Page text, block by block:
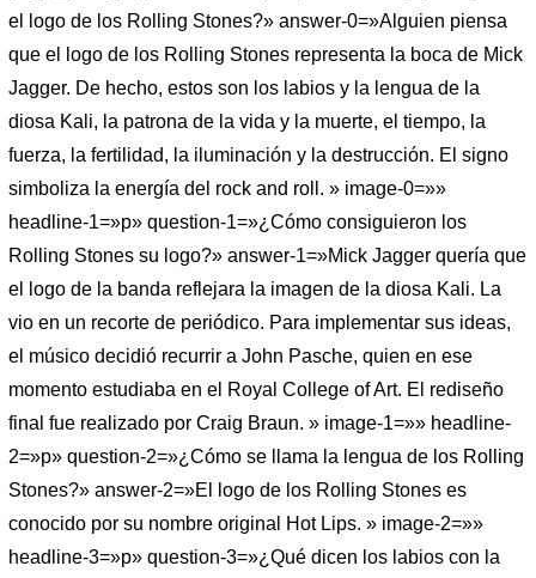
el logo de los Rolling Stones?» answer-0=»Alguien piensa
que el logo de los Rolling Stones representa la boca de Mick
Jagger. De hecho, estos son los labios y la lengua de la
diosa Kali, la patrona de la vida y la muerte, el tiempo, la
fuerza, la fertilidad, la iluminación y la destrucción. El signo
simboliza la energía del rock and roll. » image-0=»»
headline-1=»p» question-1=»¿Cómo consiguieron los
Rolling Stones su logo?» answer-1=»Mick Jagger quería que
el logo de la banda reflejara la imagen de la diosa Kali. La
vio en un recorte de periódico. Para implementar sus ideas,
el músico decidió recurrir a John Pasche, quien en ese
momento estudiaba en el Royal College of Art. El rediseño
final fue realizado por Craig Braun. » image-1=»» headline-
2=»p» question-2=»¿Cómo se llama la lengua de los Rolling
Stones?» answer-2=»El logo de los Rolling Stones es
conocido por su nombre original Hot Lips. » image-2=»»
headline-3=»p» question-3=»¿Qué dicen los labios con la